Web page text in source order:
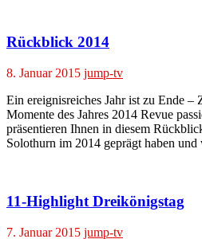
Rückblick 2014
8. Januar 2015 jump-tv
Ein ereignisreiches Jahr ist zu Ende –
Momente des Jahres 2014 Revue
präsentieren Ihnen in diesem
Solothurn im 2014 geprägt haben und
11-Highlight Dreikönigstag
7. Januar 2015 jump-tv